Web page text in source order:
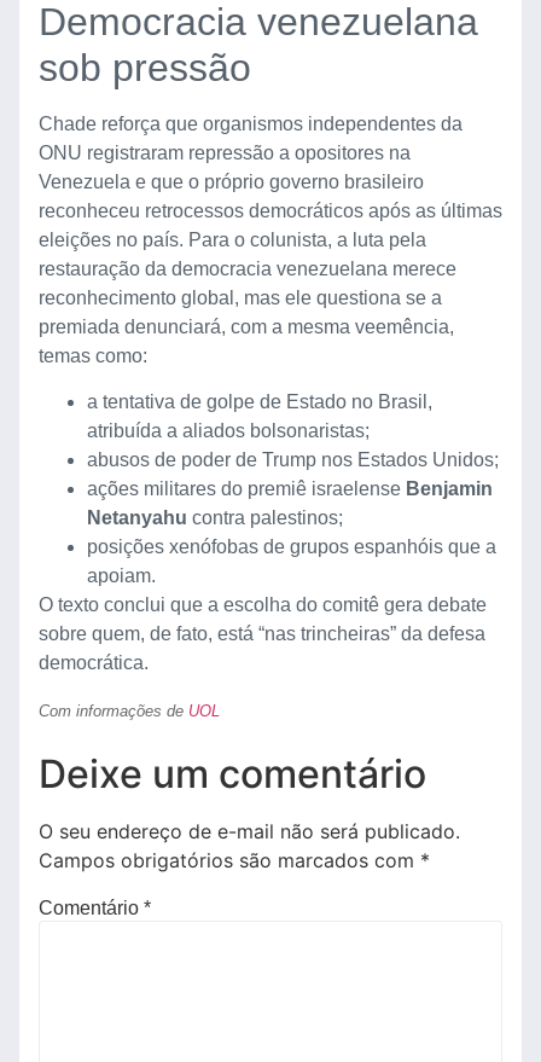
Democracia venezuelana
sob pressão
Chade reforça que organismos independentes da
ONU registraram repressão a opositores na
Venezuela e que o próprio governo brasileiro
reconheceu retrocessos democráticos após as últimas
eleições no país. Para o colunista, a luta pela
restauração da democracia venezuelana merece
reconhecimento global, mas ele questiona se a
premiada denunciará, com a mesma veemência,
temas como:
a tentativa de golpe de Estado no Brasil,
atribuída a aliados bolsonaristas;
abusos de poder de Trump nos Estados Unidos;
ações militares do premiê israelense Benjamin
Netanyahu contra palestinos;
posições xenófobas de grupos espanhóis que a
apoiam.
O texto conclui que a escolha do comitê gera debate
sobre quem, de fato, está “nas trincheiras” da defesa
democrática.
Com informações de UOL
Deixe um comentário
O seu endereço de e-mail não será publicado.
Campos obrigatórios são marcados com *
Comentário *